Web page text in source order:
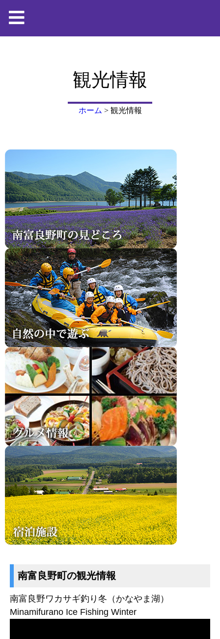
観光情報
ホーム > 観光情報
南富良野町の観光情報
南富良野ワカサギ釣り冬（かなやま湖）
Minamifurano Ice Fishing Winter